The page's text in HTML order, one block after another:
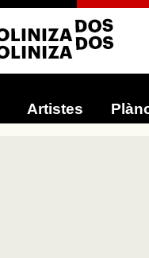
Artistes